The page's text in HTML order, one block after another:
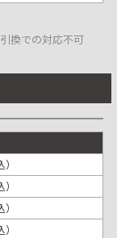
換での対応不可